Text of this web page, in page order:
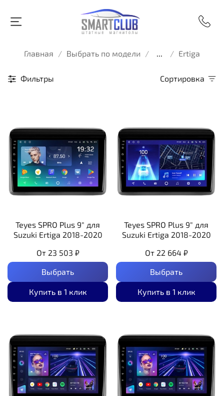
Главная Выбрать по модели ... Ertiga
Фильтры Сортировка
Teyes SPRO Plus 9" для
Suzuki Ertiga 2018-2020
От 23 503 ₽
Выбрать
Купить в 1 клик
Teyes SPRO Plus 9" для
Suzuki Ertiga 2018-2020
От 22 664 ₽
Выбрать
Купить в 1 клик